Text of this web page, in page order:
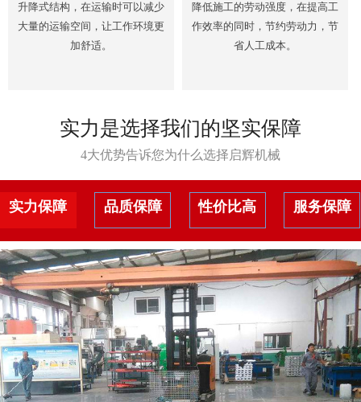
升降式结构，在运输时可以减少
大量的运输空间，让工作环境更
加舒适。
降低施工的劳动强度，在提高工
作效率的同时，节约劳动力，节
省人工成本。
实力是选择我们的坚实保障
4大优势告诉您为什么选择启辉机械
实力保障 品质保障 性价比高 服务保障